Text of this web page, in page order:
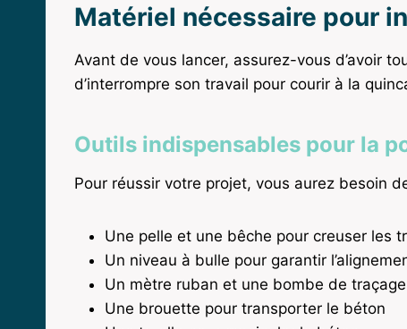
Matériel nécessaire pour
Avant de vous lancer, assurez-vous d’avoir
d’interrompre son travail pour courir à la
Outils indispensables pour la
Pour réussir votre projet, vous aurez besoin
Une pelle et une bêche pour creuser les
Un niveau à bulle pour garantir
Un mètre ruban et une bombe de
Une brouette pour transporter le béton